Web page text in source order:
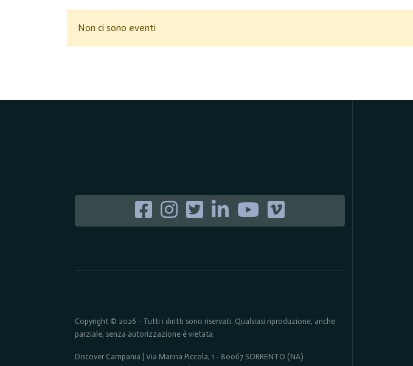
Non ci sono eventi
Copyright © 2026 - Tutti i diritti sono riservati. Qualsiasi riproduzione, anche
parziale, senza autorizzazione è vietata.
Discover Campania | Via Marina Piccola, 1 - 80067 SORRENTO (NA)